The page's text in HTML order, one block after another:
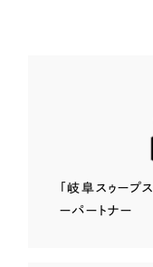
「岐阜スゥープス
ーパートナー